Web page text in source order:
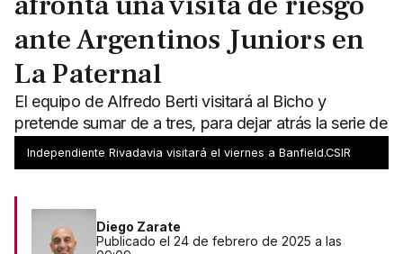
ante Argentinos Juniors en
La Paternal
El equipo de Alfredo Berti visitará al Bicho y
pretende sumar de a tres, para dejar atrás la serie de
derrotas que acumula.
Independiente Rivadavia visitará el viernes a Banfield.CSIR
Diego Zarate
Publicado el 24 de febrero de 2025 a las